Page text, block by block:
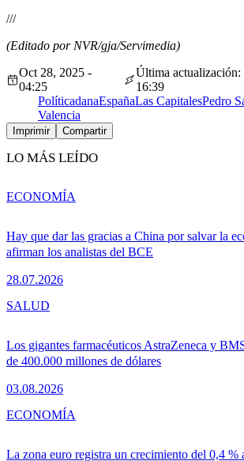
///
(Editado por NVR/gja/Servimedia)
Oct 28, 2025 -
04:25
Última
16:39
PolíticadanaEspañaLas CapitalesPedro
Valencia
Imprimir Compartir
LO MÁS LEÍDO
Hay que dar las gracias a China por salvar la
afirman los analistas del BCE
28.07.2026
ECONOMÍA
Los gigantes farmacéuticos AstraZeneca y
de 400.000 millones de dólares
03.08.2026
SALUD
La zona euro registra un crecimiento del 0,4 %
ECONOMÍA